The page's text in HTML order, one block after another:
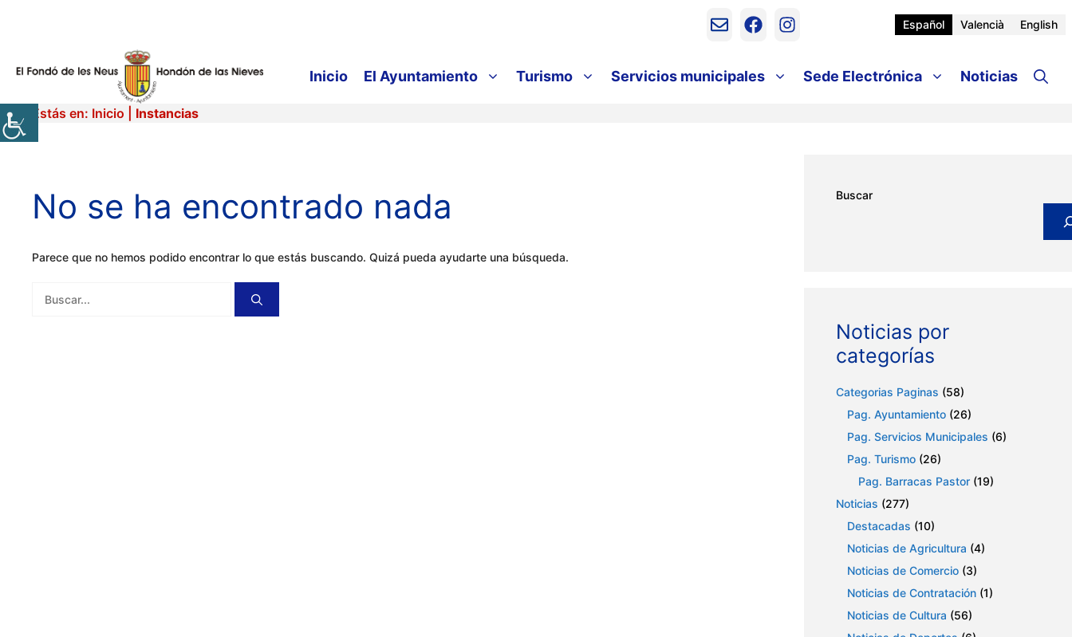
Español Valencià English
Inicio El Ayuntamiento Turismo Servicios municipales Sede Electrónica Noticias
Estás en: Inicio Instancias
No se ha encontrado nada
Parece que no hemos podido encontrar lo que estás buscando. Quizá pueda ayudarte una búsqueda.
Buscar
Noticias por
categorías
Categorias Paginas (58)
Pag. Ayuntamiento (26)
Pag. Servicios Municipales (6)
Pag. Turismo (26)
Pag. Barracas Pastor (19)
Noticias (277)
Destacadas (10)
Noticias de Agricultura (4)
Noticias de Comercio (3)
Noticias de Contratación (1)
Noticias de Cultura (56)